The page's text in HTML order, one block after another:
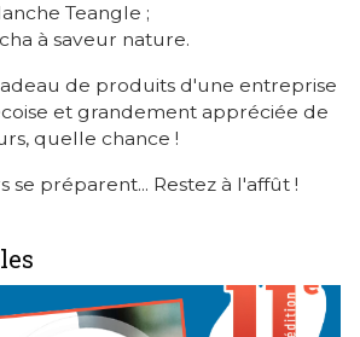
Teangle ;
à saveur nature.
de produits d'une entreprise
et grandement appréciée de
quelle chance !
se préparent... Restez à l'affût !